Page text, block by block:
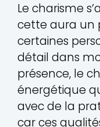
Le charisme
cette aura un
certaines
détail dans
présence, le
énergétique
avec de la
car ces